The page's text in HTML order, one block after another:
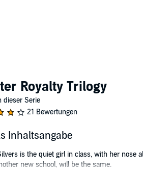
Royalty Trilogy
dieser Serie
21 Bewertungen
Inhaltsangabe
is the quiet girl in class, with her nose
new school, will be the same.